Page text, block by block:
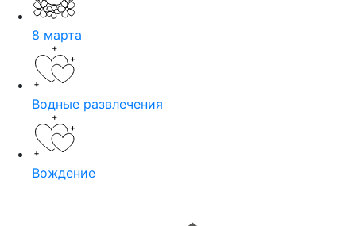
8 марта
Водные развлечения
Вождение